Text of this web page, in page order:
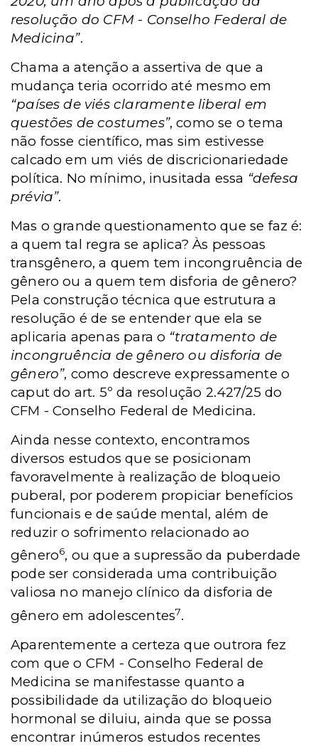
resolução do CFM - Conselho Federal de
Medicina”.
Chama a atenção a assertiva de que a
mudança teria ocorrido até mesmo em
“países de viés claramente liberal em
questões de costumes”, como se o tema
não fosse científico, mas sim estivesse
calcado em um viés de discricionariedade
política. No mínimo, inusitada essa “defesa
prévia”.
Mas o grande questionamento que se faz é:
a quem tal regra se aplica? Às pessoas
transgênero, a quem tem incongruência de
gênero ou a quem tem disforia de gênero?
Pela construção técnica que estrutura a
resolução é de se entender que ela se
aplicaria apenas para o “tratamento de
incongruência de gênero ou disforia de
gênero”, como descreve expressamente o
caput do art. 5º da resolução 2.427/25 do
CFM - Conselho Federal de Medicina.
Ainda nesse contexto, encontramos
diversos estudos que se posicionam
favoravelmente à realização de bloqueio
puberal, por poderem propiciar benefícios
funcionais e de saúde mental, além de
reduzir o sofrimento relacionado ao
gênero6, ou que a supressão da puberdade
pode ser considerada uma contribuição
valiosa no manejo clínico da disforia de
gênero em adolescentes7.
Aparentemente a certeza que outrora fez
com que o CFM - Conselho Federal de
Medicina se manifestasse quanto a
possibilidade da utilização do bloqueio
hormonal se diluiu, ainda que se possa
encontrar inúmeros estudos recentes